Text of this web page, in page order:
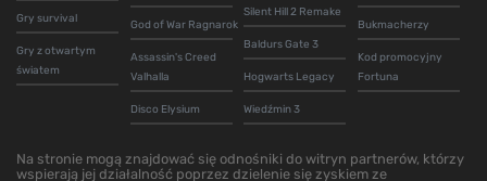
Gry survival
Gry z otwartym
światem
God of War Ragnarok
Assassin's Creed
Valhalla
Disco Elysium
Silent Hill 2 Remake
Baldurs Gate 3
Hogwarts Legacy
Wiedźmin 3
Bukmacherzy
Kod promocyjny
Fortuna
Na stronie mogą znajdować się odnośniki do witryn partnerów, którzy
wspierają jej działalność poprzez dzielenie się zyskiem ze